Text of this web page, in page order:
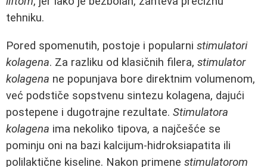
tehniku.
Pored spomenutih, postoje i popularni stimulatori
kolagena. Za razliku od klasičnih filera, stimulator
kolagena ne popunjava bore direktnim volumenom,
već podstiče sopstvenu sintezu kolagena, dajući
postepene i dugotrajne rezultate. Stimulatora
kolagena ima nekoliko tipova, a najčešće se
pominju oni na bazi kalcijum-hidroksiapatita ili
polilaktične kiseline. Nakon primene stimulatorom